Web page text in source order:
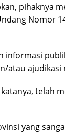
pihaknya
Nomor
informasi
atau ajudikasi
telah
yang